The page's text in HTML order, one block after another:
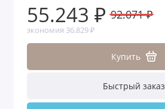
55.243 ₽ 92.071 ₽
экономия 36.829 ₽
Купить
Быстрый заказ